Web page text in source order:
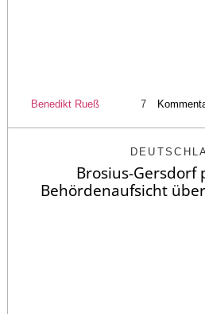
Benedikt Rueß 7
Brosius-
Behördenaufsicht